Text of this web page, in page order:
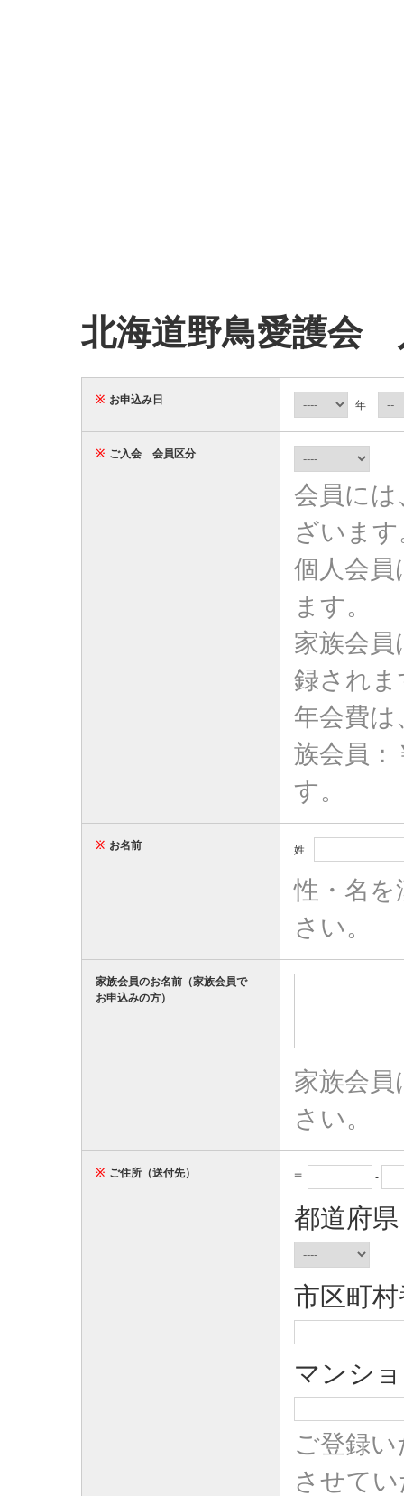
北海道野鳥愛護会
※ お申込み日 年
※ ご入会 会員区分
会員に
ざいます
個人会員
ます。
家族会
録されま
年会費は
族会員：
す。
※ お名前 姓
性・名
さい。
家族会員のお名前（家族会員で
お申込みの方）
家族会
さい。
※ ご住所（送付先） 〒 -
都道府県
市区町
マンシ
ご登録
させて